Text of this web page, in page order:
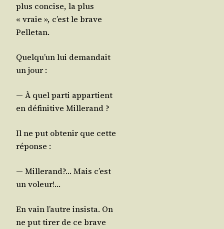
plus concise, la plus
« vraie », c’est le brave
Pelletan.
Quel­qu’un lui deman­dait
un jour :
― À quel par­ti appar­tient
en défi­ni­tive Millerand ?
Il ne put obte­nir que cette
réponse :
― Mil­le­rand?… Mais c’est
un voleur!…
En vain l’autre insis­ta. On
ne put tirer de ce brave